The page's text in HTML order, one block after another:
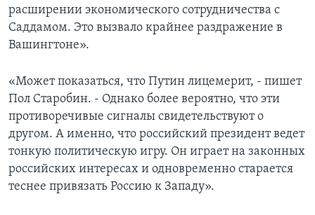
расширении экономического сотрудничества с
Саддамом. Это вызвало крайнее раздражение в
Вашингтоне».
«Может показаться, что Путин лицемерит, - пишет
Пол Старобин. - Однако более вероятно, что эти
противоречивые сигналы свидетельствуют о
другом. А именно, что российский президент ведет
тонкую политическую игру. Он играет на законных
российских интересах и одновременно старается
теснее привязать Россию к Западу».